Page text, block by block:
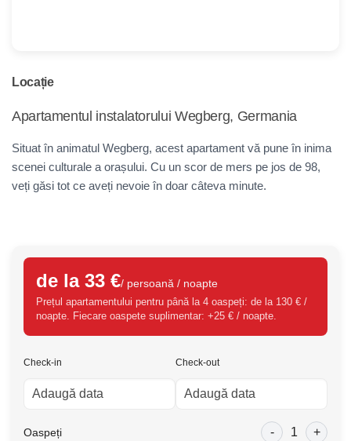
Locație
Apartamentul instalatorului Wegberg, Germania
Situat în animatul Wegberg, acest apartament vă pune în inima
scenei culturale a orașului. Cu un scor de mers pe jos de 98,
veți găsi tot ce aveți nevoie în doar câteva minute.
de la 33 €/ persoană / noapte
Prețul apartamentului pentru până la 4 oaspeți: de la 130 € /
noapte. Fiecare oaspete suplimentar: +25 € / noapte.
Check-in Check-out
Oaspeți - 1 +